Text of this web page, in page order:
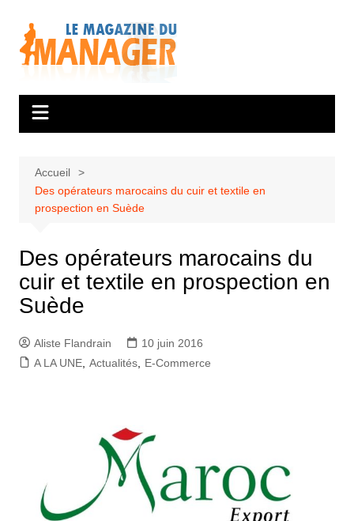
contenu
Accueil
Des opérateurs marocains du cuir et textile en
prospection en Suède
Des opérateurs marocains du
cuir et textile en prospection en
Suède
Aliste Flandrain
10 juin 2016
A LA UNE, Actualités, E-Commerce